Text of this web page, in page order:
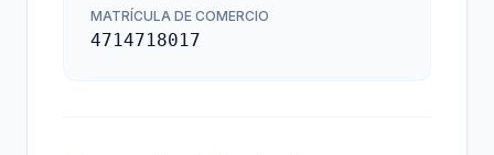
MATRÍCULA DE COMERCIO
4714718017